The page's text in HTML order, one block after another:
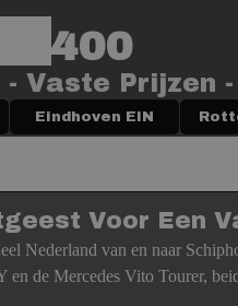
Vaste Prijzen -
Eindhoven EIN
Voor Een
Nederland van en naar
en de Mercedes Vito Tourer,